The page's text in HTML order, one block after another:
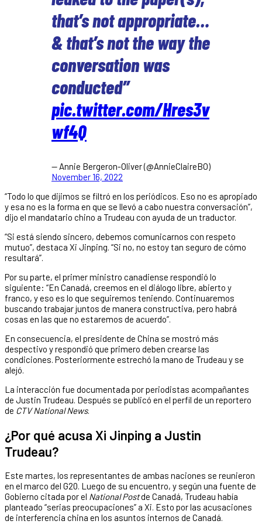
that’s not appropriate…
& that’s not the way the
conversation was
conducted”
pic.twitter.com/Hres3v
wf4Q
— Annie Bergeron-Oliver (@AnnieClaireBO)
November 16, 2022
“Todo lo que dijimos se filtró en los periódicos. Eso no es apropiado
y esa no es la forma en que se llevó a cabo nuestra conversación”,
dijo el mandatario chino a Trudeau con ayuda de un traductor.
“Si está siendo sincero, debemos comunicarnos con respeto
mutuo”, destaca Xi Jinping. “Si no, no estoy tan seguro de cómo
resultará”.
Por su parte, el primer ministro canadiense respondió lo
siguiente: “En Canadá, creemos en el diálogo libre, abierto y
franco, y eso es lo que seguiremos teniendo. Continuaremos
buscando trabajar juntos de manera constructiva, pero habrá
cosas en las que no estaremos de acuerdo”.
En consecuencia, el presidente de China se mostró más
despectivo y respondió que primero deben crearse las
condiciones. Posteriormente estrechó la mano de Trudeau y se
alejó.
La interacción fue documentada por periodistas acompañantes
de Justin Trudeau. Después se publicó en el perfil de un reportero
de CTV National News.
¿Por qué acusa Xi Jinping a Justin
Trudeau?
Este martes, los representantes de ambas naciones se reunieron
en el marco del G20. Luego de su encuentro, y según una fuente de
Gobierno citada por el National Postde Canadá, Trudeau había
planteado “serias preocupaciones” a Xi. Esto por las acusaciones
de interferencia china en los asuntos internos de Canadá.